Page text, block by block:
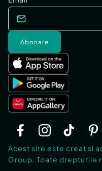
Abonare
Acest site este creat si
Group. Toate drepturile